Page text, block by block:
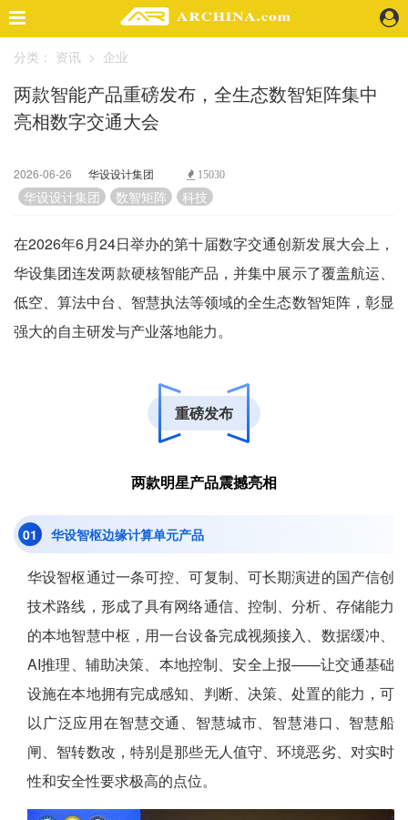
精选案例
建 筑
景 观
视 频
业 界
机 构
人 物
地 产
广告投放
关于我们
联系我们
分类： 资讯 > 企业
两款智能产品重磅发布，全生态数智矩阵集中
亮相数字交通大会
2026-06-26 华设设计集团 15030
华设设计集团 数智矩阵 科技
在2026年6月24日举办的第十届数字交通创新发展大会上，
华设集团连发两款硬核智能产品，并集中展示了覆盖航运、
低空、算法中台、智慧执法等领域的全生态数智矩阵，彰显
强大的自主研发与产业落地能力。
重磅发布
两款明星产品震撼亮相
01 华设智枢边缘计算单元产品
华设智枢通过一条可控、可复制、可长期演进的国产信创
技术路线，形成了具有网络通信、控制、分析、存储能力
的本地智慧中枢，用一台设备完成视频接入、数据缓冲、
AI推理、辅助决策、本地控制、安全上报——让交通基础
设施在本地拥有完成感知、判断、决策、处置的能力，可
以广泛应用在智慧交通、智慧城市、智慧港口、智慧船
闸、智转数改，特别是那些无人值守、环境恶劣、对实时
性和安全性要求极高的点位。